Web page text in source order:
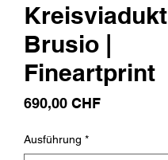
Kreisviadukt
Brusio |
Fineartprint
690,00 CHFPreis
Ausführung *